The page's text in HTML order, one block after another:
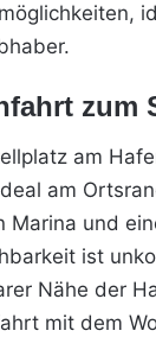
zum
am
am
Marina und
ist
Nähe der
mit dem